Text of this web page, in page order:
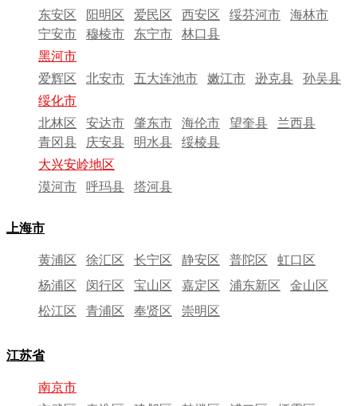
东安区
阳明区 爱民区 西安区 绥芬河市
海林市
宁安市
穆棱市 东宁市
林口县
黑河市
爱辉区
北安市 五大连池市 嫩江市 逊克县
孙吴县
绥化市
北林区
安达市 肇东市 海伦市 望奎县
兰西县
青冈县
庆安县 明水县
绥棱县
大兴安岭地区
漠河市
呼玛县 塔河县
上海市
黄浦区 徐汇区 长宁区 静安区 普陀区
虹口区
杨浦区
闵行区 宝山区 嘉定区 浦东新区
金山区
松江区
青浦区 奉贤区 崇明区
江苏省
南京市